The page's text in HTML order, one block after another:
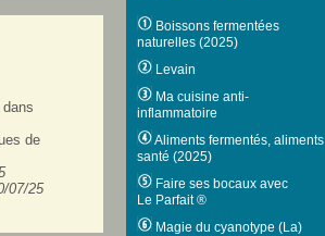
de
07/25
Boissons fermentées
naturelles (2025)
Levain
Ma cuisine anti-
inflammatoire
Aliments fermentés, aliments
santé (2025)
Faire ses bocaux avec
Le Parfait ®
Magie du cyanotype (La)